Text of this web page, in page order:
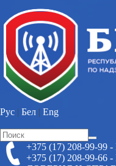
основному
содержанию
Рус | Бел | Eng
Форма
поиска
Поиск
+375 (17) 208-99-
+375 (17) 208-99-